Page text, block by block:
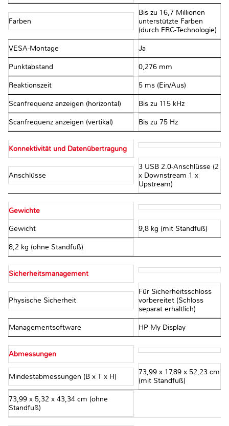
Farben
Bis zu 16,7 Millionen
unterstützte Farben
(durch FRC-Technologie)
VESA-Montage Ja
Punktabstand 0,276 mm
Reaktionszeit 5 ms (Ein/Aus)
Scanfrequenz anzeigen (horizontal) Bis zu 115 kHz
Scanfrequenz anzeigen (vertikal) Bis zu 75 Hz
Konnektivität und Datenübertragung
Anschlüsse
3 USB 2.0-Anschlüsse (2
x Downstream 1 x
Upstream)
Gewichte
Gewicht 9,8 kg (mit Standfuß)
8,2 kg (ohne Standfuß)
Sicherheitsmanagement
Physische Sicherheit
Für Sicherheitsschloss
vorbereitet (Schloss
separat erhältlich)
Managementsoftware HP My Display
Abmessungen
Mindestabmessungen (B x T x H)
73,99 x 17,89 x 52,23 cm
(mit Standfuß)
73,99 x 5,32 x 43,34 cm (ohne
Standfuß)